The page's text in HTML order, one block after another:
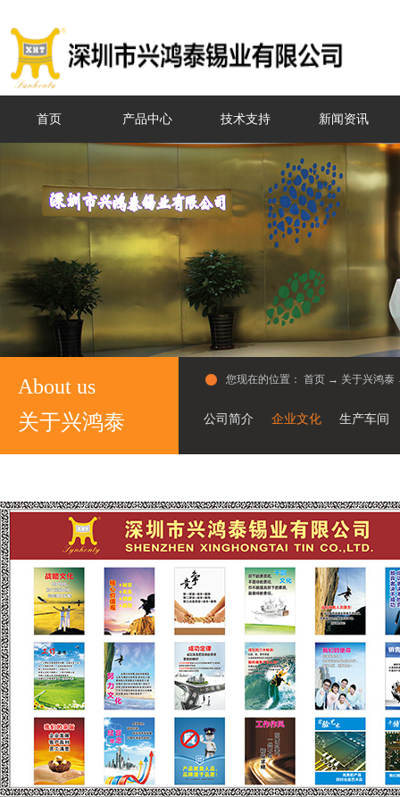
首页 产品中心 技术支持 新闻资讯
关于兴鸿泰
About us
公司简介 企业文化 生产车间
您现在的位置： 首页 → 关于兴鸿泰